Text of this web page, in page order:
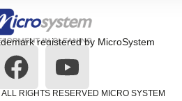
registered by MicroSystem
RIGHTS RESERVED MICRO SYSTEM